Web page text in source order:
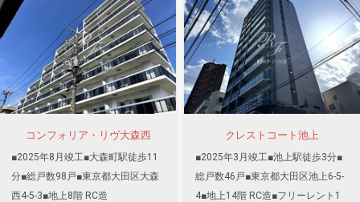
コンフォリア・リヴ大森西
■2025年8月竣工■大森町駅徒歩11
分■総戸数98戸■東京都大田区大森
西4-5-3■地上8階 RC造
クレストコート池上
■2025年3月竣工■池上駅徒歩3分■
総戸数46戸■東京都大田区池上6-5-
4■地上14階 RC造■フリーレント1